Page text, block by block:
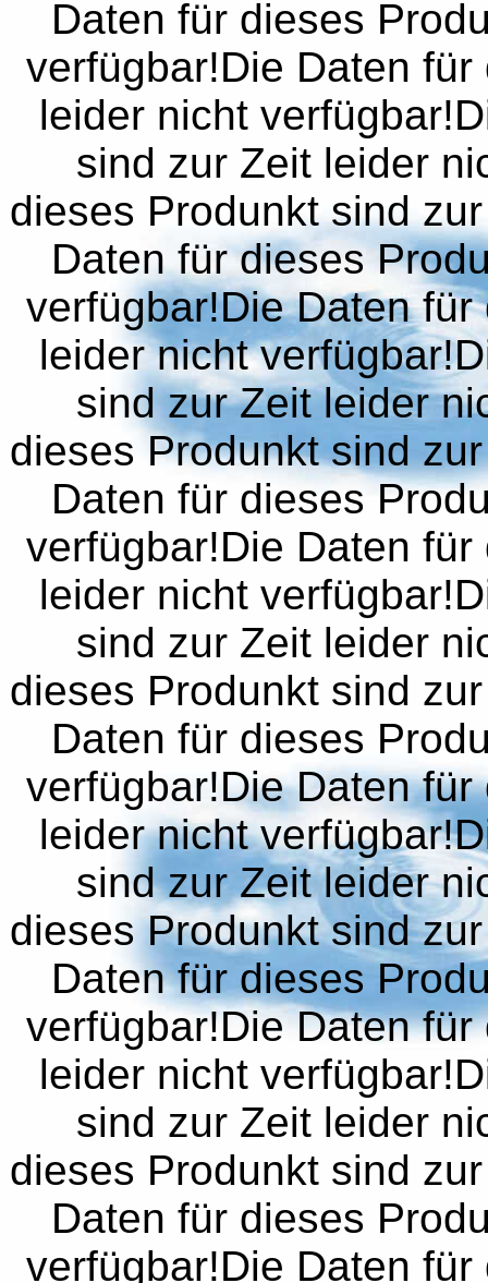
Daten für dieses
verfügbar!Die Daten
leider nicht
sind zur Zeit leider
dieses Produnkt sind
Daten für dieses
verfügbar!Die Daten
leider nicht
sind zur Zeit leider
dieses Produnkt sind
Daten für dieses
verfügbar!Die Daten
leider nicht
sind zur Zeit leider
dieses Produnkt sind
Daten für dieses
verfügbar!Die Daten
leider nicht
sind zur Zeit leider
dieses Produnkt sind
Daten für dieses
verfügbar!Die Daten
leider nicht
sind zur Zeit leider
dieses Produnkt sind
Daten für dieses
verfügbar!Die Daten